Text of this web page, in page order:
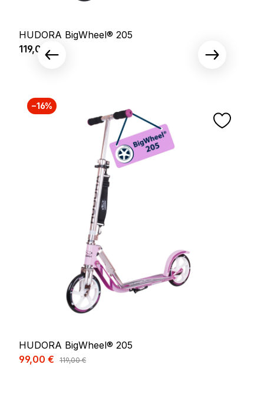
HUDORA BigWheel® 205
Prix régulier :
119,00 €
−16%
HUDORA BigWheel® 205
Prix de vente :
99,00 € Prix régulier :
119,00 €